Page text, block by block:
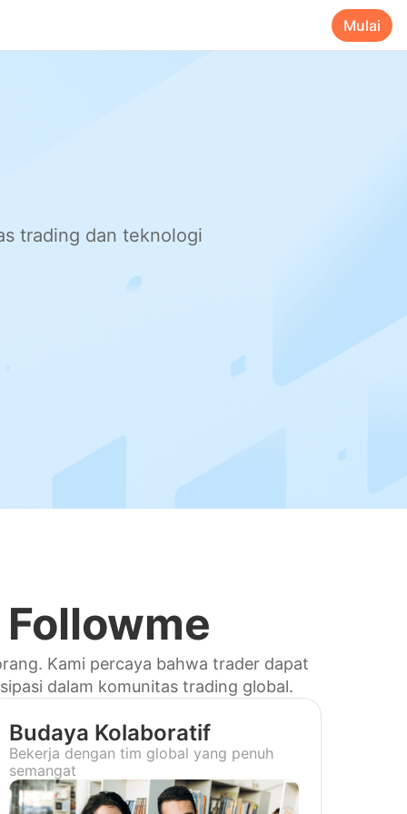
Mulai
trading dan teknologi
Kami percaya bahwa trader dapat
dalam komunitas trading global.
Budaya Kolaboratif
Bekerja dengan tim global yang penuh
semangat